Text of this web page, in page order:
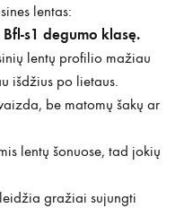
lentas:
Bfl-s1 degumo klasę.
lentų profilio mažiau
išdžius po lietaus.
be matomų šakų ar
lentų šonuose, tad jokių
gražiai sujungti